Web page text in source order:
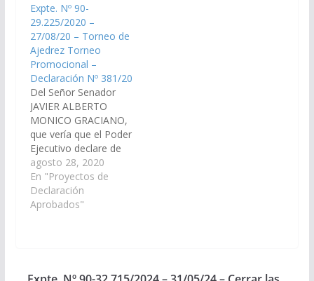
llevarse a cabo los días
17 y 18 de junio en el
municipio de San
Lorenzo. (Expte. Nº 90-
32.717/2024).
Resolución Nº…
Expte. Nº 90-
29.225/2020 –
27/08/20 – Torneo de
Ajedrez Torneo
Promocional –
Declaración Nº 381/20
Del Señor Senador
JAVIER ALBERTO
MONICO GRACIANO,
que vería que el Poder
Ejecutivo declare de
interés Provincial, el
torneo de ajedrez
Torneo Promocional
Internacional
ciudad de Salta,
agosto 28, 2020
En "Proyectos de
Declaración
Aprobados"